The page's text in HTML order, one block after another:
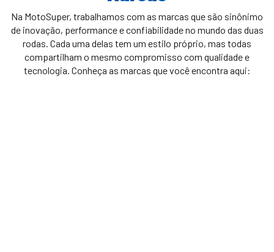
Na MotoSuper, trabalhamos com as marcas que são sinônimo
de inovação, performance e confiabilidade no mundo das duas
rodas. Cada uma delas tem um estilo próprio, mas todas
compartilham o mesmo compromisso com qualidade e
tecnologia. Conheça as marcas que você encontra aqui: